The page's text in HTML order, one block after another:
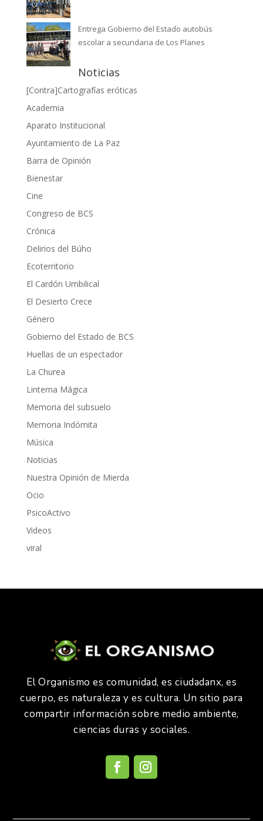
Entrega Gobierno del Estado autobús
escolar a secundaria de Los Planes
Noticias
[Contra]Cartografías eróticas
Academia
Aparato Institucional
Ayuntamiento de La Paz
Barra de Opinión
Bienestar
Cine
Congreso de BCS
Crónica
Delirios del Búho
Ecoterritorio
El Cardón Umbilical
El Desierto Crece
Género
Gobierno del Estado de BCS
Huellas de un espectador
La Churea
Linterna Mágica
Memoria del subsuelo
Memoria Indómita
Música
Noticias
Nuestra Opinión de Mierda
Ocio
PsicoActivo
Videos
viral
El Organismo es comunidad, es ciudadanx, es
cuerpo, es naturaleza y es cultura. Un sitio para
compartir información sobre medio ambiente,
ciencias duras y sociales.